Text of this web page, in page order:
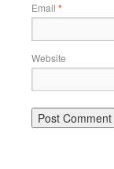
Email *
Website